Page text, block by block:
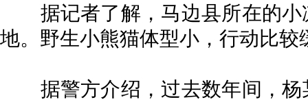
据记者了解，马边县所在的小
地。野生小熊猫体型小，行动比较
据警方介绍，过去数年间，杨